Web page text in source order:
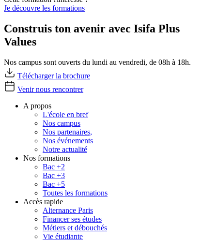
Je découvre les formations
Construis ton avenir avec Isifa Plus
Values
Nos campus sont ouverts du lundi au vendredi, de 08h à 18h.
Télécharger la brochure
Venir nous rencontrer
A propos
L'école en bref
Nos campus
Nos partenaires,
Nos événements
Notre actualité
Nos formations
Bac +2
Bac +3
Bac +5
Toutes les formations
Accès rapide
Alternance Paris
Financer ses études
Métiers et débouchés
Vie étudiante